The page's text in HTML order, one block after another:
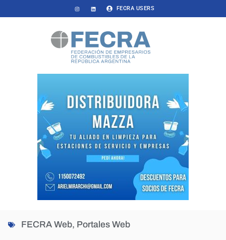
FECRA USERS
FECRA Web, Portales Web